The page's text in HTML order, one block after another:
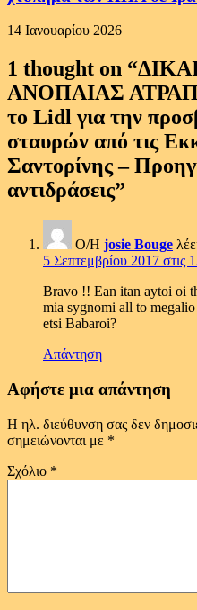
14 Ιανουαρίου 2026
1 thought on “
ΑΝΟΠΑΙΑΣ
το Lidl για την
σταυρών από τις
Σαντορίνης –
αντιδράσεις”
Ο/Η josie Bouge
5 Σεπτεμβρίου 2017 στις
Bravo !! Ean itan aytoi oi
mia sygnomi all to
etsi Babaroi?
Απάντηση
Αφήστε μια απάντηση
Η ηλ. διεύθυνση σας δεν
σημειώνονται με *
Σχόλιο *